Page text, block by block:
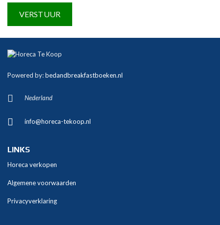
l
e
n
t
v
e
Powered by:bedandbreakfastboeken.nl
Nederland
info@horeca-tekoop.nl
LINKS
Horeca verkopen
Algemene voorwaarden
Privacyverklaring